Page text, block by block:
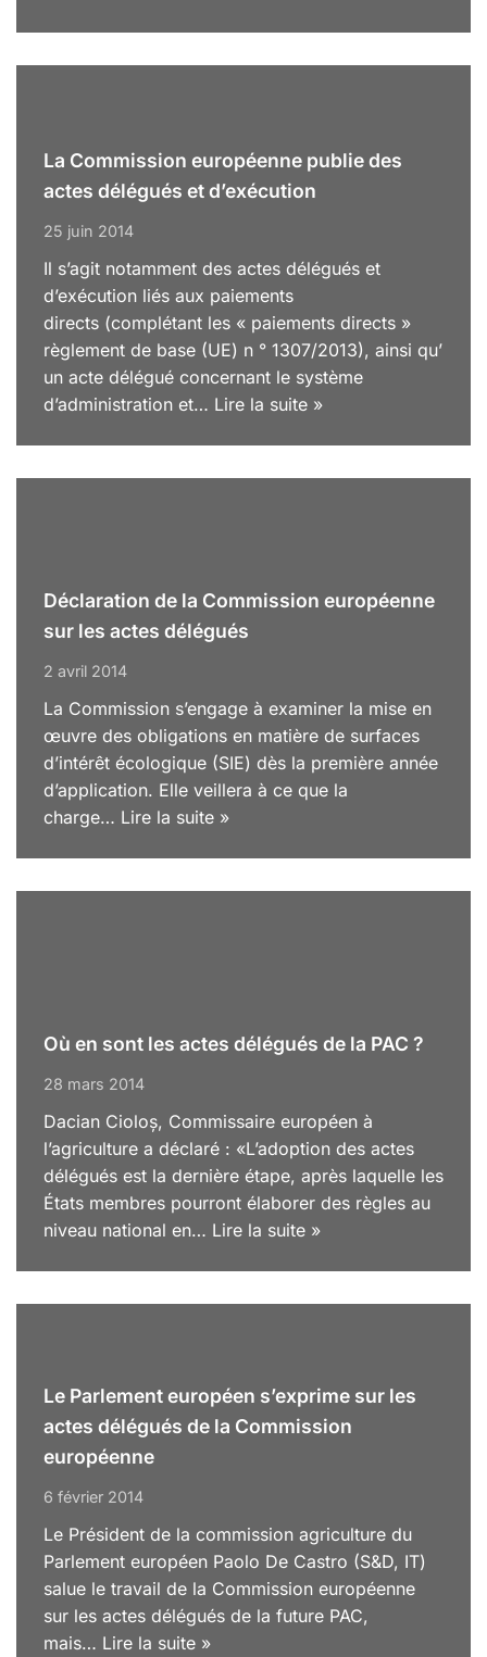
La Commission européenne publie des
actes délégués et d’exécution
25 juin 2014
Il s’agit notamment des actes délégués et
d’exécution liés aux paiements
directs (complétant les « paiements directs »
règlement de base (UE) n ° 1307/2013), ainsi qu’
un acte délégué concernant le système
d’administration et… Lire la suite »
Déclaration de la Commission européenne
sur les actes délégués
2 avril 2014
La Commission s’engage à examiner la mise en
œuvre des obligations en matière de surfaces
d’intérêt écologique (SIE) dès la première année
d’application. Elle veillera à ce que la
charge… Lire la suite »
Où en sont les actes délégués de la PAC ?
28 mars 2014
Dacian Cioloș, Commissaire européen à
l’agriculture a déclaré : «L’adoption des actes
délégués est la dernière étape, après laquelle les
États membres pourront élaborer des règles au
niveau national en… Lire la suite »
Le Parlement européen s’exprime sur les
actes délégués de la Commission
européenne
6 février 2014
Le Président de la commission agriculture du
Parlement européen Paolo De Castro (S&D, IT)
salue le travail de la Commission européenne
sur les actes délégués de la future PAC,
mais… Lire la suite »